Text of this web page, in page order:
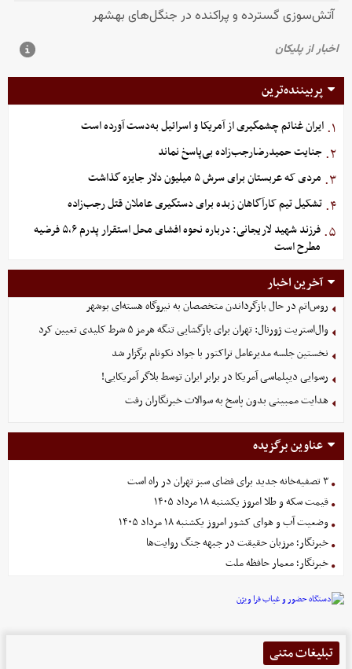
پربیننده‌ترین
۱. ایران غنائم چشمگیری از آمریکا و اسرائیل به‌دست آورده است
۲. جنایت حمیدرضارجب‌زاده بی‌پاسخ نماند
۳. مردی که عربستان برای سرش ۵ میلیون دلار جایزه گذاشت
۴. تشکیل تیم کارآگاهان زبده برای دستگیری عاملان قتل رجب‌زاده
۵.
فرزند شهید لاریجانی: درباره نحوه افشای محل استقرار پدرم ۵،۶ فرضیه
مطرح است
آخرین اخبار
روس‌اتم در حال بازگرداندن متخصصان به نیروگاه هسته‌ای بوشهر
وال‌استریت ژورنال: تهران برای بازگشایی تنگه هرمز ۵ شرط کلیدی تعیین کرد
نخستین جلسه مدیرعامل تراکتور با جواد نکونام برگزار شد
رسوایی دیپلماسی آمریکا در برابر ایران توسط بلاگر آمریکایی!
هدایت ممبینی بدون پاسخ به سوالات خبرنگاران رفت
عناوین برگزیده
۳ تصفیه‌خانه جدید برای فضای سبز تهران در راه است
قیمت سکه و طلا امروز یکشنبه ۱۸ مرداد ۱۴۰۵
وضعیت آب و هوای کشور امروز یکشنبه ۱۸ مرداد ۱۴۰۵
خبرنگار؛ مرزبان حقیقت در جبهه جنگ روایت‌ها
خبرنگار؛ معمار حافظه ملت
تبلیغات متنی